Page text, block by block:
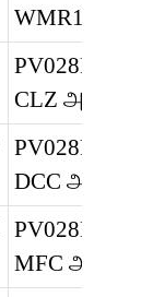
WMR1
CLZ அறிமுகம்
DCC அறிமுகம்
MFC அறிமுகம்